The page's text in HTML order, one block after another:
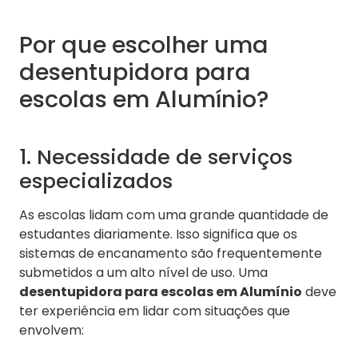
Por que escolher uma
desentupidora para
escolas em Alumínio?
1. Necessidade de serviços
especializados
As escolas lidam com uma grande quantidade de
estudantes diariamente. Isso significa que os
sistemas de encanamento são frequentemente
submetidos a um alto nível de uso. Uma
desentupidora para escolas em Alumínio deve
ter experiência em lidar com situações que
envolvem: